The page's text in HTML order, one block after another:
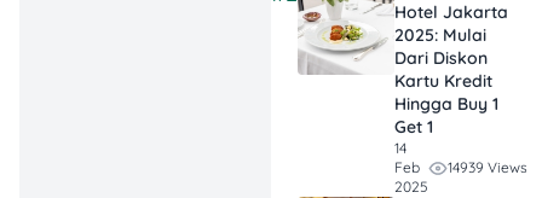
Hotel Jakarta
2025: Mulai
Dari Diskon
Kartu Kredit
Hingga Buy 1
Get 1
14
Feb
2025
14939 Views